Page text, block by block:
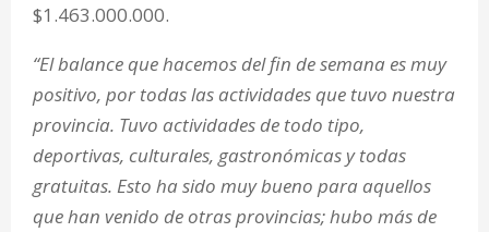
$1.463.000.000.
“El balance que hacemos del fin de semana es muy
positivo, por todas las actividades que tuvo nuestra
provincia. Tuvo actividades de todo tipo,
deportivas, culturales, gastronómicas y todas
gratuitas. Esto ha sido muy bueno para aquellos
que han venido de otras provincias; hubo más de